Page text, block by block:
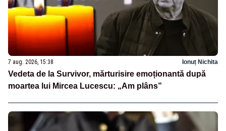
7 aug. 2026, 15:38 Ionuț Nichita
Vedeta de la Survivor, mărturisire emoționantă după
moartea lui Mircea Lucescu: „Am plâns”